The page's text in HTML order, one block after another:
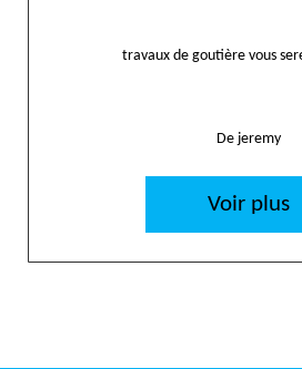
travaux de goutière vous
De jeremy
Voir plus